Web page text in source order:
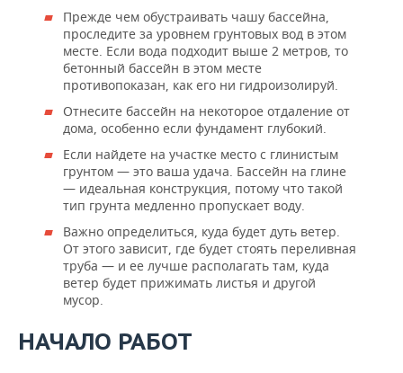
Прежде чем обустраивать чашу бассейна,
проследите за уровнем грунтовых вод в этом
месте. Если вода подходит выше 2 метров, то
бетонный бассейн в этом месте
противопоказан, как его ни гидроизолируй.
Отнесите бассейн на некоторое отдаление от
дома, особенно если фундамент глубокий.
Если найдете на участке место с глинистым
грунтом — это ваша удача. Бассейн на глине
— идеальная конструкция, потому что такой
тип грунта медленно пропускает воду.
Важно определиться, куда будет дуть ветер.
От этого зависит, где будет стоять переливная
труба — и ее лучше располагать там, куда
ветер будет прижимать листья и другой
мусор.
НАЧАЛО РАБОТ